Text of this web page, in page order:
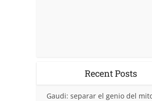
Recent Posts
Gaudi: separar el genio del